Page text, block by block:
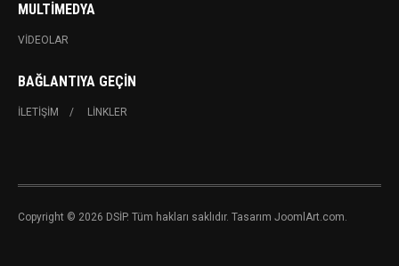
MULTIMEDYA
VIDEOLAR
BAĞLANTIYA GEÇIN
İLETIŞIM LINKLER
Copyright © 2026 DSİP. Tüm hakları saklıdır. Tasarım JoomlArt.com.